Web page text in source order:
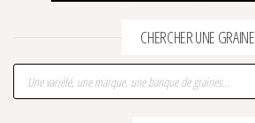
CHERCHER UNE GRAINE
Recherche de produits